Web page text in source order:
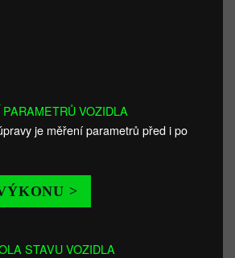
VOZIDLA
je měření parametrů před i po
>
STAVU VOZIDLA